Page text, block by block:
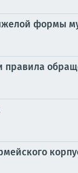
формы
правила